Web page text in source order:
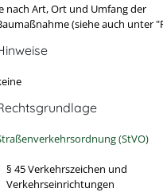
nach Art, Ort und Umfang der
(siehe auch unter
(StVO)
§ 45 Verkehrszeichen und
Verkehrseinrichtungen